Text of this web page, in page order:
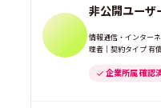
非公開ユーザ
情報通信・インター
理者｜契約タイプ 有
企業所属 確認